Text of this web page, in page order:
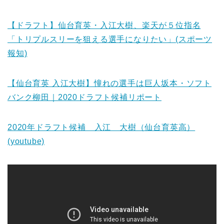
【ドラフト】仙台育英・入江大樹、楽天が５位指名
「トリプルスリーを狙える選手になりたい」(スポーツ
報知)
【仙台育英 入江大樹】憧れの選手は巨人坂本・ソフト
バンク柳田｜2020ドラフト候補リポート
2020年ドラフト候補 入江 大樹（仙台育英高）
(youtube)